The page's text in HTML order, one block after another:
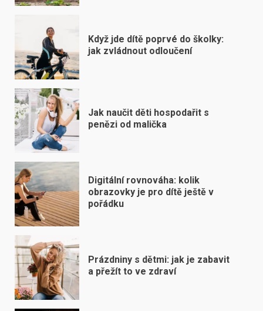
Když jde dítě poprvé do školky:
jak zvládnout odloučení
Jak naučit děti hospodařit s
penězi od malička
Digitální rovnováha: kolik
obrazovky je pro dítě ještě v
pořádku
Prázdniny s dětmi: jak je zabavit
a přežít to ve zdraví